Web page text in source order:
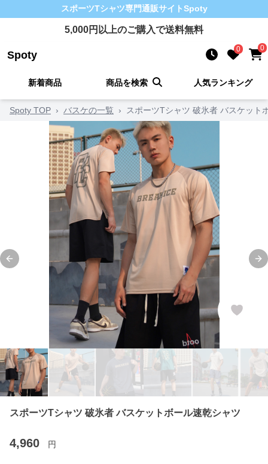
スポーツTシャツ専門通販サイトSpoty
5,000円以上のご購入で送料無料
Spoty 0 0
新着商品 商品を検索 人気ランキング
Spoty TOP › バスケの一覧 › スポーツTシャツ 破氷者 バスケット
Previous slide
スポーツTシャツ 破氷者 バスケットボール速乾シャツ
4,960 円